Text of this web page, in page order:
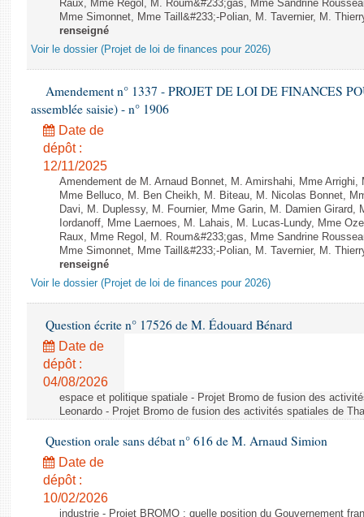
Raux, Mme Regol, M. Roum&#233;gas, Mme Sandrine
Mme Simonnet, Mme Taill&#233;-Polian, M. Tavernier, M.
renseigné
Voir le dossier (Projet de loi de finances pour 2026)
Amendement n° 1337 - PROJET DE LOI DE FINANCES
assemblée saisie) - n° 1906
Date de
dépôt :
12/11/2025
Amendement de M. Arnaud Bonnet, M. Amirshahi, Mme
Mme Belluco, M. Ben Cheikh, M. Biteau, M. Nicolas Bonnet,
Davi, M. Duplessy, M. Fournier, Mme Garin, M. Damien Girard,
Iordanoff, Mme Laernoes, M. Lahais, M. Lucas-Lundy, Mme
Raux, Mme Regol, M. Roum&#233;gas, Mme Sandrine
Mme Simonnet, Mme Taill&#233;-Polian, M. Tavernier, M.
renseigné
Voir le dossier (Projet de loi de finances pour 2026)
Question écrite n° 17526 de M. Édouard Bénard
Date de
dépôt :
04/08/2026
espace et politique spatiale - Projet Bromo de fusion des
Leonardo - Projet Bromo de fusion des activités spatiales de
Question orale sans débat n° 616 de M. Arnaud Simion
Date de
dépôt :
10/02/2026
industrie - Projet BROMO : quelle position du Gouvernement